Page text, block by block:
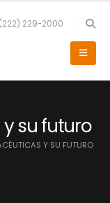
(222) 229-2000
su futuro
Y SU FUTURO